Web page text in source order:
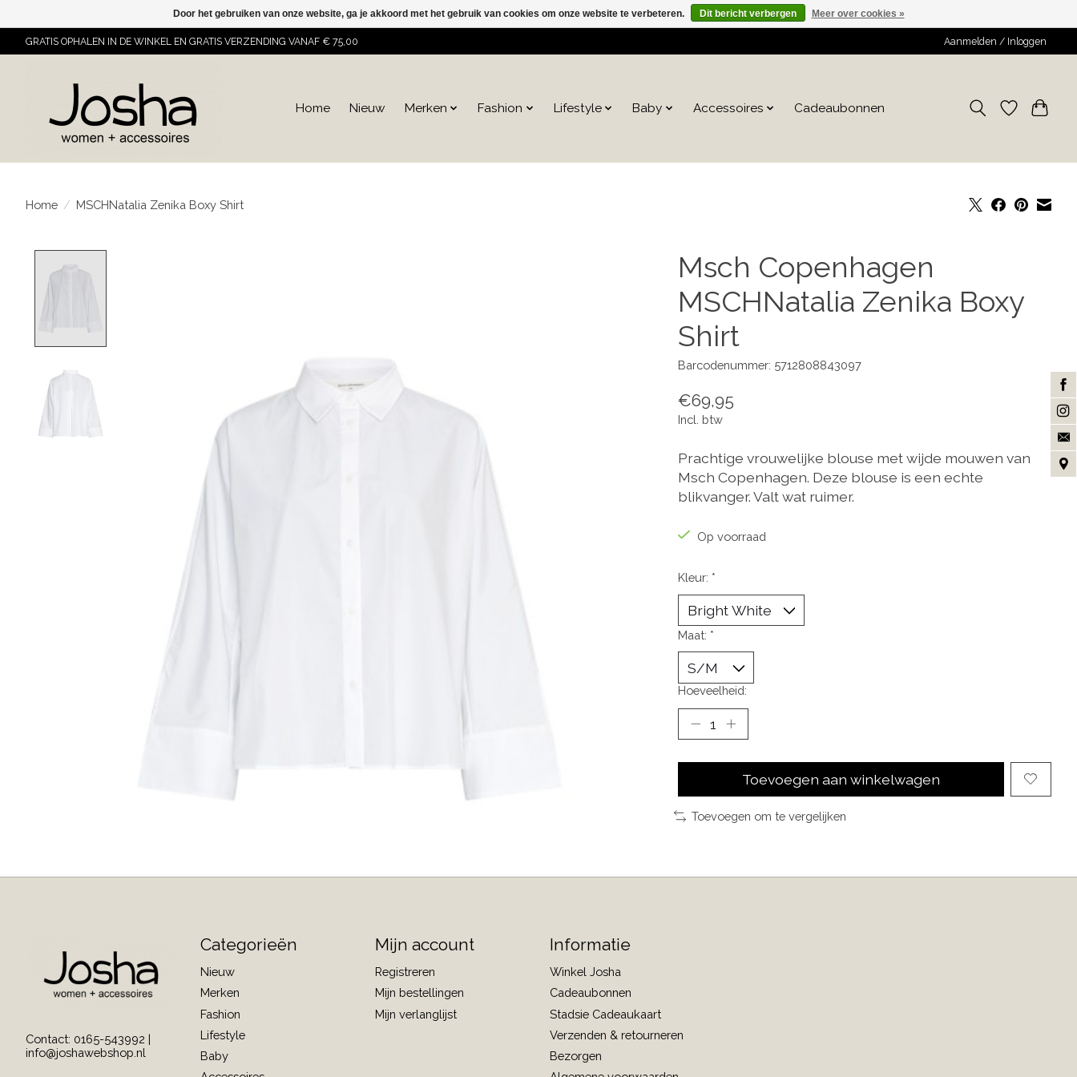
GRATIS OPHALEN IN DE WINKEL EN GRATIS VERZENDING VANAF € 75,00 Aanmelden / Inloggen
Home Nieuw Merken Fashion Lifestyle Baby Accessoires Cadeaubonnen
Home / MSCHNatalia Zenika Boxy Shirt
Msch Copenhagen
MSCHNatalia Zenika Boxy
Shirt
Barcodenummer: 5712808843097
€69,95
Incl. btw
Prachtige vrouwelijke blouse met wijde mouwen van
Msch Copenhagen. Deze blouse is een echte
blikvanger. Valt wat ruimer.
Op voorraad
Kleur: *
Maat: *
Hoeveelheid:
Toevoegen aan winkelwagen
Toevoegen om te vergelijken
Contact: 0165-543992 |
info@joshawebshop.nl
Categorieën
Nieuw
Merken
Fashion
Lifestyle
Baby
Mijn account
Registreren
Mijn bestellingen
Mijn verlanglijst
Informatie
Winkel Josha
Cadeaubonnen
Stadsie Cadeaukaart
Verzenden & retourneren
Bezorgen
Door het gebruiken van onze website, ga je akkoord met het gebruik van cookies om onze website te verbeteren. Dit bericht verbergen Meer over cookies »